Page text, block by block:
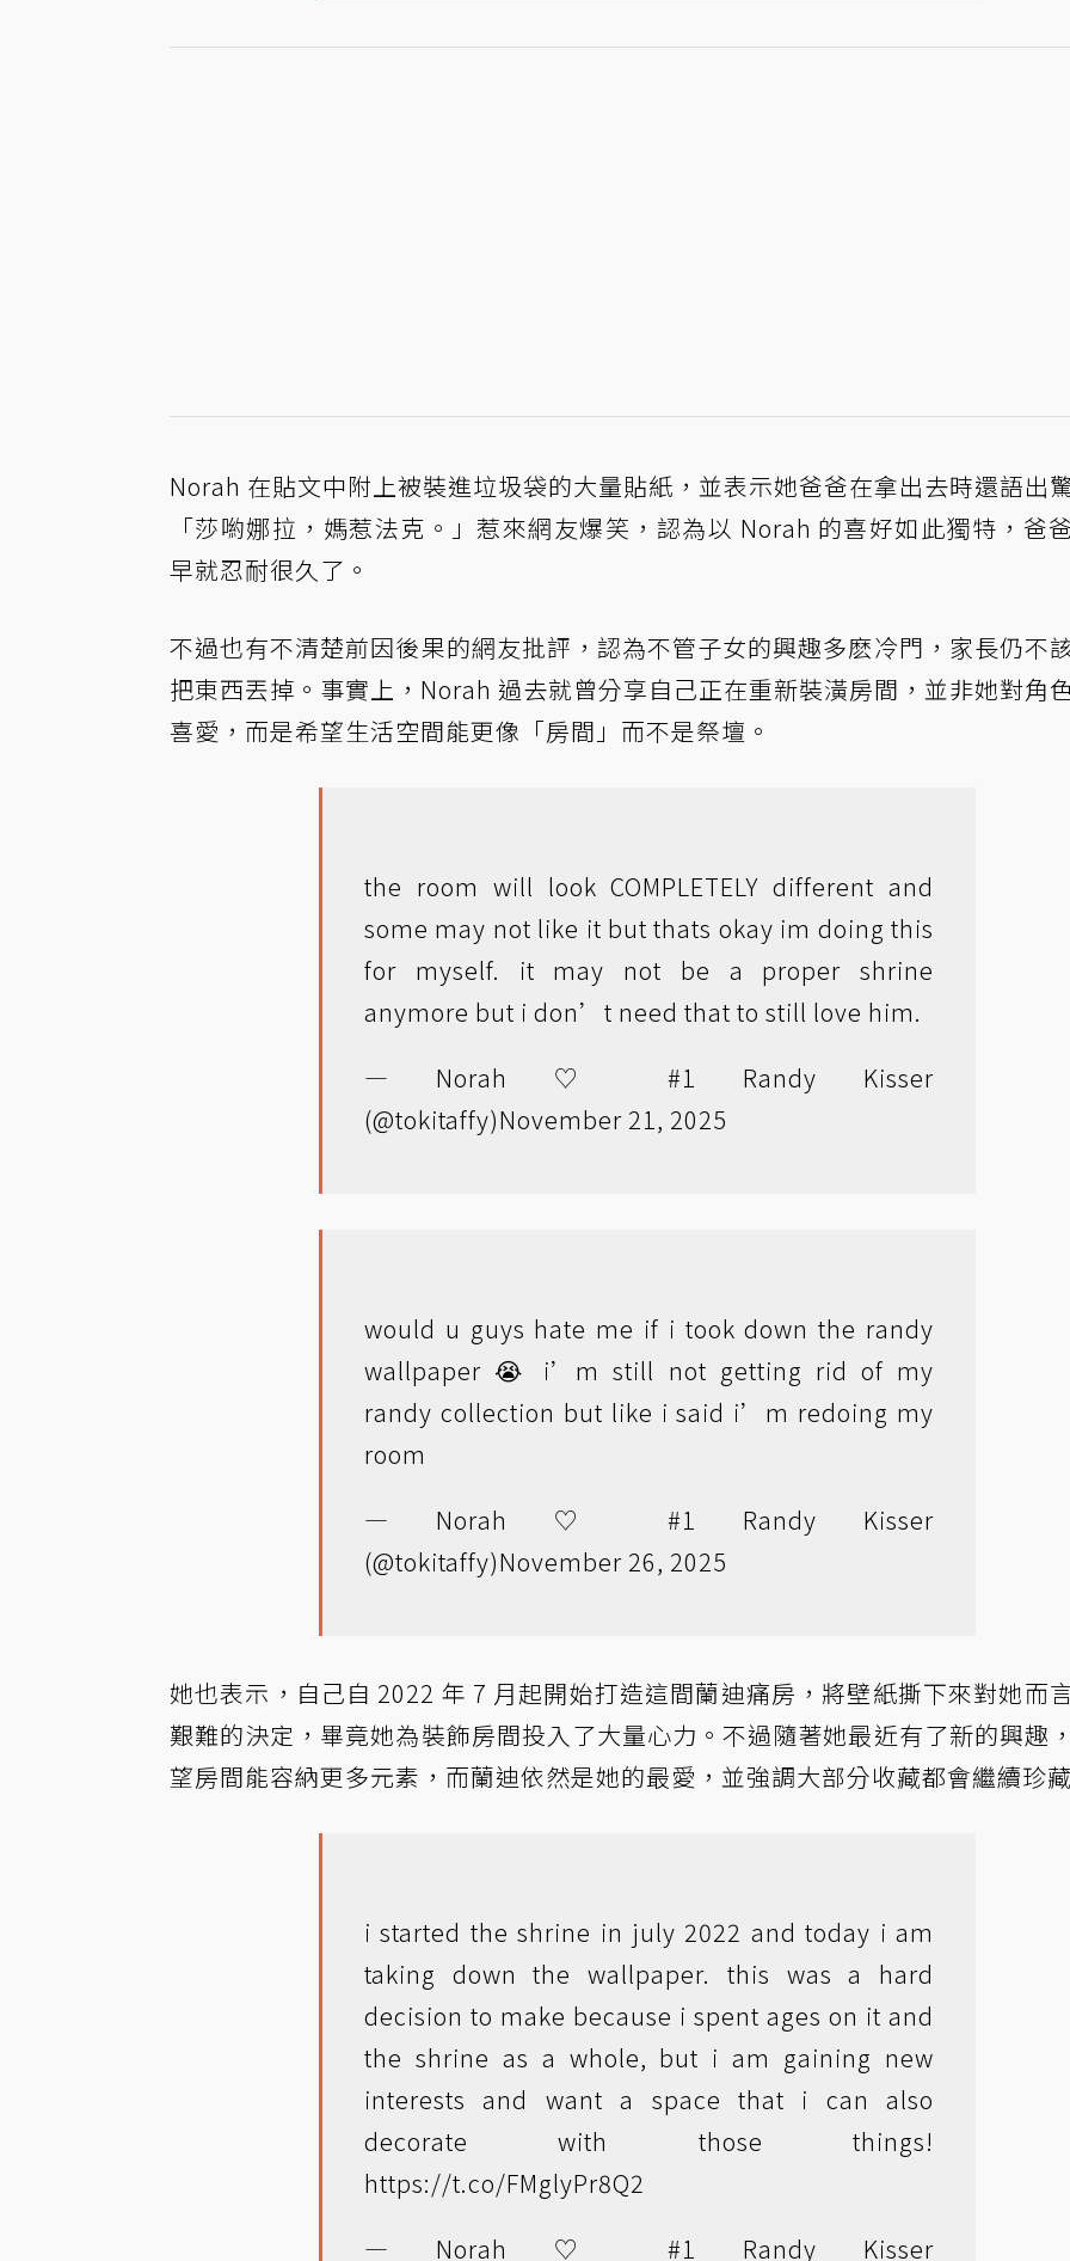
Norah 在貼文中附上被裝進垃圾袋的大量貼紙，並表示她爸爸在拿出去時還語出
「莎喲娜拉，媽惹法克。」惹來網友爆笑，認為以 Norah 的喜好如此獨特，爸
早就忍耐很久了。
不過也有不清楚前因後果的網友批評，認為不管子女的興趣多麽冷門，家長仍不
把東西丟掉。事實上，Norah 過去就曾分享自己正在重新裝潢房間，並非她對角
喜愛，而是希望生活空間能更像「房間」而不是祭壇。
the room will look COMPLETELY different and
some may not like it but thats okay im doing this
for myself. it may not be a proper shrine
anymore but i don’t need that to still love him.
— Norah ♡ #1 Randy Kisser
(@tokitaffy)November 21, 2025
would u guys hate me if i took down the randy
wallpaper 😭 i’m still not getting rid of my
randy collection but like i said i’m redoing my
room
— Norah ♡ #1 Randy Kisser
(@tokitaffy)November 26, 2025
她也表示，自己自 2022 年 7 月起開始打造這間蘭迪痛房，將壁紙撕下來對她而
艱難的決定，畢竟她為裝飾房間投入了大量心力。不過隨著她最近有了新的興趣
望房間能容納更多元素，而蘭迪依然是她的最愛，並強調大部分收藏都會繼續珍
i started the shrine in july 2022 and today i am
taking down the wallpaper. this was a hard
decision to make because i spent ages on it and
the shrine as a whole, but i am gaining new
interests and want a space that i can also
decorate with those things!
https://t.co/FMglyPr8Q2
— Norah ♡ #1 Randy Kisser